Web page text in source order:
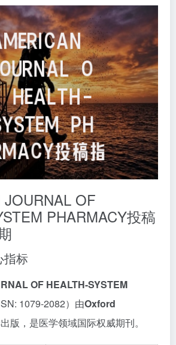
OF
PHARMACY投稿
指标
OF HEALTH-SYSTEM
1079-2082）由Oxford
出版，是医学领域国际权威期刊。